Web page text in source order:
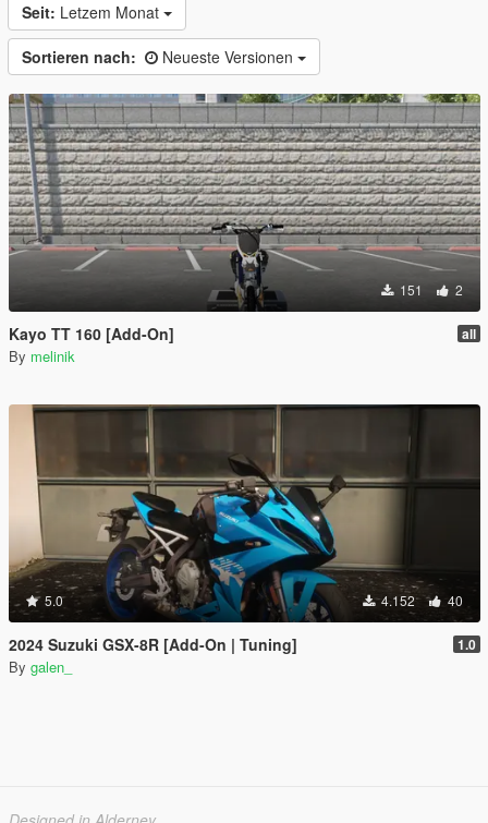
Seit: Letzem Monat
Sortieren nach: Neueste Versionen
151 2
Kayo TT 160 [Add-On] all
By melinik
5.0 4.152 40
2024 Suzuki GSX-8R [Add-On | Tuning] 1.0
By galen_